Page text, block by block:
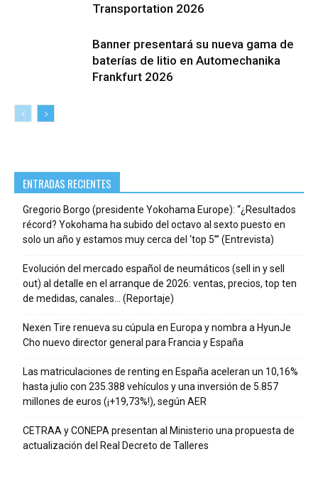
Transportation 2026
Banner presentará su nueva gama de
baterías de litio en Automechanika
Frankfurt 2026
ENTRADAS RECIENTES
Gregorio Borgo (presidente Yokohama Europe): “¿Resultados
récord? Yokohama ha subido del octavo al sexto puesto en
solo un año y estamos muy cerca del ‘top 5’” (Entrevista)
Evolución del mercado español de neumáticos (sell in y sell
out) al detalle en el arranque de 2026: ventas, precios, top ten
de medidas, canales… (Reportaje)
Nexen Tire renueva su cúpula en Europa y nombra a HyunJe
Cho nuevo director general para Francia y España
Las matriculaciones de renting en España aceleran un 10,16%
hasta julio con 235.388 vehículos y una inversión de 5.857
millones de euros (¡+19,73%!), según AER
CETRAA y CONEPA presentan al Ministerio una propuesta de
actualización del Real Decreto de Talleres